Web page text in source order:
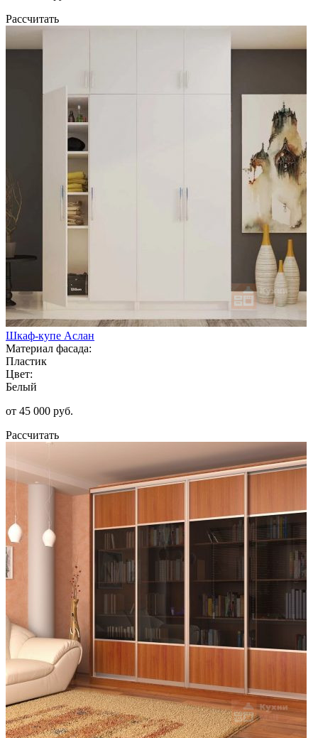
Рассчитать
Шкаф-купе Аслан
Материал фасада:
Пластик
Цвет:
Белый
от 45 000 руб.
Рассчитать